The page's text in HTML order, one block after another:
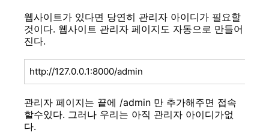
웹사이트가 있다면 당연히 관리자 아이디가 필요할
것이다. 웹사이트 관리자 페이지도 자동으로 만들어
진다.
http://127.0.0.1:8000/admin
관리자 페이지는 끝에 /admin 만 추가해주면 접속
할수있다. 그러나 우리는 아직 관리자 아이디가없
다.